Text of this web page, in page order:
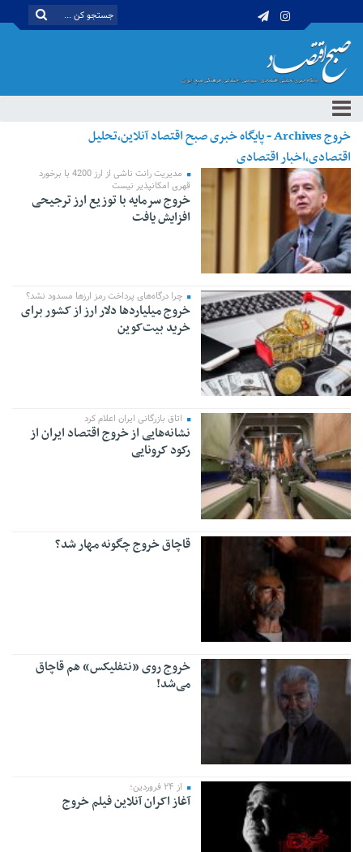
خروج Archives - پایگاه خبری صبح اقتصاد آنلاین،تحلیل
اقتصادی،اخبار اقتصادی
مدیریت رانت ناشی از ارز 4200 با برخورد
قهری امکانپذیر نیست
خروج سرمایه با توزیع ارز ترجیحی
افزایش یافت
چرا درگاه‌های پرداخت رمز ارزها مسدود نشد؟
خروج میلیاردها دلار ارز از کشور برای
خرید بیت‌کوین
اتاق بازرگانی ایران اعلام کرد
نشانه‌هایی از خروج اقتصاد ایران از
رکود کرونایی
قاچاق خروج چگونه مهار شد؟
خروج روی «نتفلیکس» هم قاچاق
می‌شد!
از ۲۴ فروردین؛
آغاز اکران آنلاین فیلم خروج